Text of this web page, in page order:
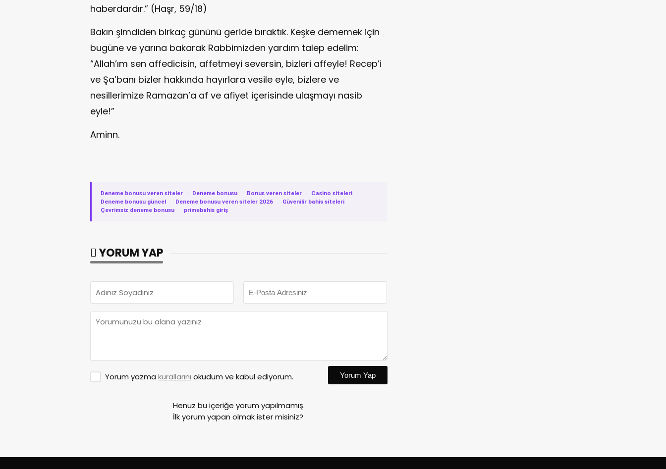
haberdardır.” (Haşr, 59/18)
Bakın şimdiden birkaç gününü geride bıraktık. Keşke dememek için
bugüne ve yarına bakarak Rabbimizden yardım talep edelim:
“Allah’ım sen affedicisin, affetmeyi seversin, bizleri affeyle! Recep’i
ve Şa’banı bizler hakkında hayırlara vesile eyle, bizlere ve
nesillerimize Ramazan’a af ve afiyet içerisinde ulaşmayı nasib
eyle!”
Aminn.
Deneme bonusu veren siteler · Deneme bonusu · Bonus veren siteler · Casino siteleri
·
Deneme bonusu güncel
· Deneme bonusu veren siteler 2026 · Güvenilir bahis siteleri
·
Çevrimsiz deneme bonusu
· primebahis giriş
YORUM YAP
Yorum yazma kurallarını okudum ve kabul ediyorum. Yorum Yap
Henüz bu içeriğe yorum yapılmamış.
İlk yorum yapan olmak ister misiniz?